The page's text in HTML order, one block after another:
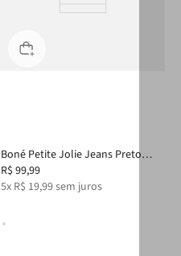
Boné Petite Jolie Jeans Preto
PJ20371A
R$ 99,99
5x R$ 19,99sem juros